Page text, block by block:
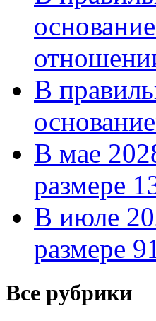
В
В мае
размере
В июле
размере
Все рубрики